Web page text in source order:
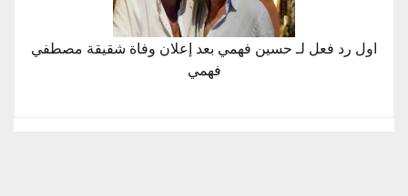
اول رد فعل لـ حسين فهمي بعد إعلان وفاة شقيقة مصطفي
فهمي